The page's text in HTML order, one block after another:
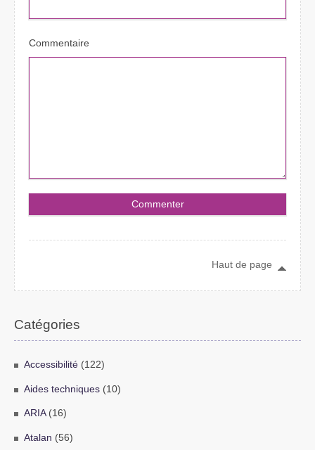
Commentaire
Haut de page
Catégories
Accessibilité(122)
Aides techniques(10)
ARIA(16)
Atalan (56)